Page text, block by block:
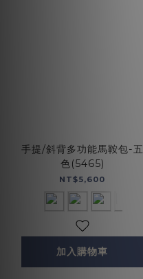
手提/斜背多功能馬鞍包-五
色(5465)
NT$5,600
加入購物車